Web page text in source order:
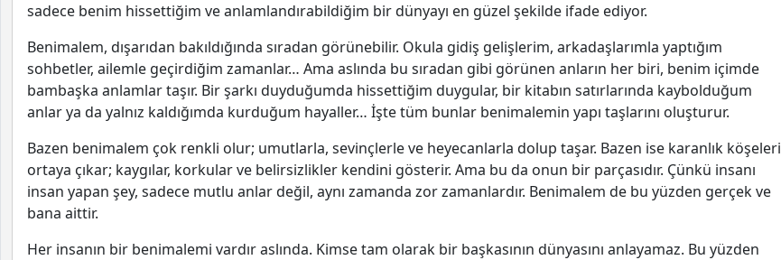
sadece benim hissettiğim ve anlamlandırabildiğim bir dünyayı en güzel şekilde ifade ediyor.
Benimalem, dışarıdan bakıldığında sıradan görünebilir. Okula gidiş gelişlerim, arkadaşlarımla yaptığım
sohbetler, ailemle geçirdiğim zamanlar… Ama aslında bu sıradan gibi görünen anların her biri, benim içimde
bambaşka anlamlar taşır. Bir şarkı duyduğumda hissettiğim duygular, bir kitabın satırlarında kaybolduğum
anlar ya da yalnız kaldığımda kurduğum hayaller… İşte tüm bunlar benimalemin yapı taşlarını oluşturur.
Bazen benimalem çok renkli olur; umutlarla, sevinçlerle ve heyecanlarla dolup taşar. Bazen ise karanlık köşeleri
ortaya çıkar; kaygılar, korkular ve belirsizlikler kendini gösterir. Ama bu da onun bir parçasıdır. Çünkü insanı
insan yapan şey, sadece mutlu anlar değil, aynı zamanda zor zamanlardır. Benimalem de bu yüzden gerçek ve
bana aittir.
Her insanın bir benimalemi vardır aslında. Kimse tam olarak bir başkasının dünyasını anlayamaz. Bu yüzden